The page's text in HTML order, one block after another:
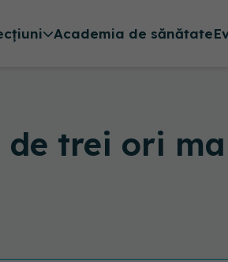
Academia de sănătate
de trei ori